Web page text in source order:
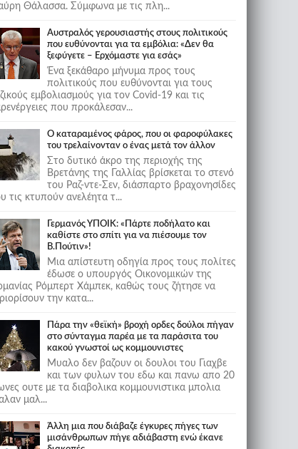
Θάλασσα. Σύμφωνα με τις πλη...
Αυστραλός γερουσιαστής στους πολιτικούς
που ευθύνονται για τα εμβόλια: «Δεν θα
ξεφύγετε – Ερχόμαστε για εσάς»
Ένα ξεκάθαρο μήνυμα προς τους
πολιτικούς που ευθύνονται για τους
εμβολιασμούς για τον Covid-19 και τις
που προκάλεσαν...
Ο καταραμένος φάρος, που οι φαροφύλακες
του τρελαίνονταν ο ένας μετά τον άλλον
Στο δυτικό άκρο της περιοχής της
Βρετάνης της Γαλλίας βρίσκεται το στενό
του Ραζ-ντε-Σεν, διάσπαρτο βραχονησίδες
τις κτυπούν ανελέητα τ...
Γερμανός ΥΠΟΙΚ: «Πάρτε ποδήλατο και
καθίστε στο σπίτι για να πιέσουμε τον
Β.Πούτιν»!
Μια απίστευτη οδηγία προς τους πολίτες
έδωσε ο υπουργός Οικονομικών της
Ρόμπερτ Χάμπεκ, καθώς τους ζήτησε να
την κατα...
Πάρα την «θεϊκή» βροχή ορδες δούλοι πήγαν
στο σύνταγμα παρέα με τα παράσιτα του
κακού γνωστοί ως κομμουνιστες
Μυαλο δεν βαζουν οι δουλοι του Γιαχβε
και των φυλων του εδω και πανω απο 20
ουτε με τα διαβολικα κομμουνιστικα μπολια
μαλ...
Άλλη μια που διάβαζε έγκυρες πήγες των
μισάνθρωπων πήγε αδιάβαστη ενώ έκανε